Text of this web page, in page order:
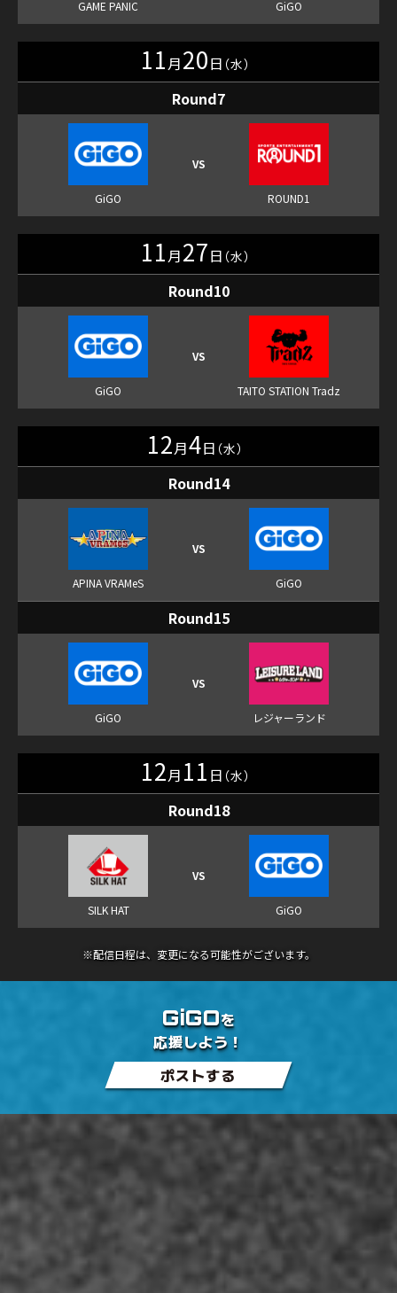
11月20日（水）
Round7
11月27日（水）
Round10
12月4日（水）
Round14
Round15
12月 11 日（水）
Round18
※配信日程は、変更になる可能性がございます。
GiGOを
応援しよう！